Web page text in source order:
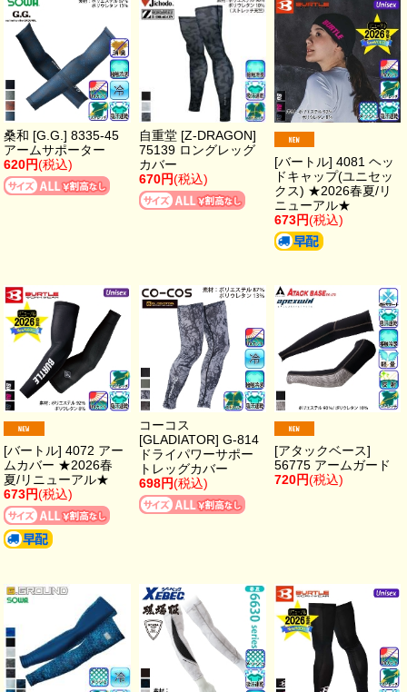
桑和 [G.G.] 8335-45
アームサポーター
620円(税込)
自重堂 [Z-DRAGON]
75139 ロングレッグ
カバー
670円(税込)
[バートル] 4081 ヘッ
ドキャップ(ユニセッ
クス) ★2026春夏/リ
ニューアル★
673円(税込)
[バートル] 4072 アー
ムカバー ★2026春
夏/リニューアル★
673円(税込)
コーコス
[GLADIATOR] G-814
ドライパワーサポー
トレッグカバー
698円(税込)
[アタックベース]
56775 アームガード
720円(税込)